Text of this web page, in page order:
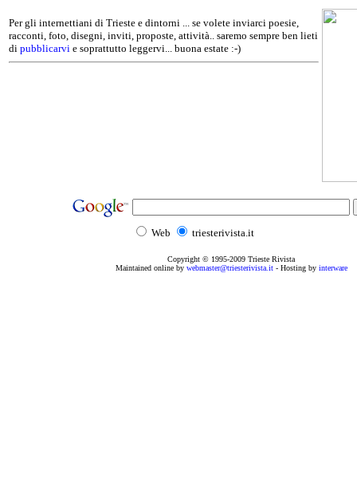
Per gli internettiani di Trieste e dintorni ... se volete inviarci poesie,
racconti, foto, disegni, inviti, proposte, attività.. saremo sempre ben lieti
di pubblicarvi e soprattutto leggervi... buona estate :-)
Web triesterivista.it
Copyright © 1995-2009 Trieste Rivista
Maintained online by webmaster@triesterivista.it- Hosting by interware